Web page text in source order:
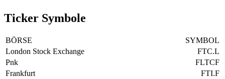
Ticker Symbole
BÖRSE
SYMBOL
London Stock Exchange
FTC.L
Pnk
FLTCF
Frankfurt
FTI.F